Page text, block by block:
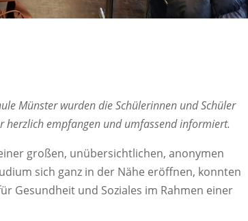
Münster wurden die Schülerinnen und Schüler
herzlich empfangen und umfassend informiert.
großen, unübersichtlichen, anonymen
sich ganz in der Nähe eröffnen, konnten
Gesundheit und Soziales im Rahmen einer